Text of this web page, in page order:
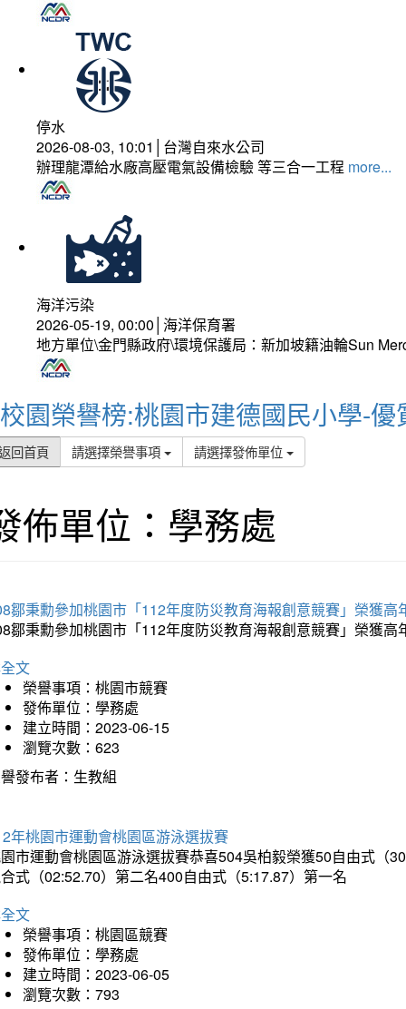
停水
2026-08-03, 10:01│台灣自來水公司
辦理龍潭給水廠高壓電氣設備檢驗 等三合一工程 more...
海洋污染
2026-05-19, 00:00│海洋保育署
地方單位\金門縣政府\環境保護局：新加坡籍油輪Sun
校園榮譽榜:桃園市建德國民小學-優
回首頁 請選擇榮譽事項 請選擇發佈單位
佈單位：學務處
鄒秉勳參加桃園市「112年度防災教育海報創意競賽」榮獲高
鄒秉勳參加桃園市「112年度防災教育海報創意競賽」榮獲
文
榮譽事項：桃園市競賽
發佈單位：學務處
建立時間：2023-06-15
瀏覽次數：623
發布者：生教組
年桃園市運動會桃園區游泳選拔賽
市運動會桃園區游泳選拔賽恭喜504吳柏毅榮獲50自由式（
式（02:52.70）第二名400自由式（5:17.87）第一名
文
榮譽事項：桃園區競賽
發佈單位：學務處
建立時間：2023-06-05
瀏覽次數：793